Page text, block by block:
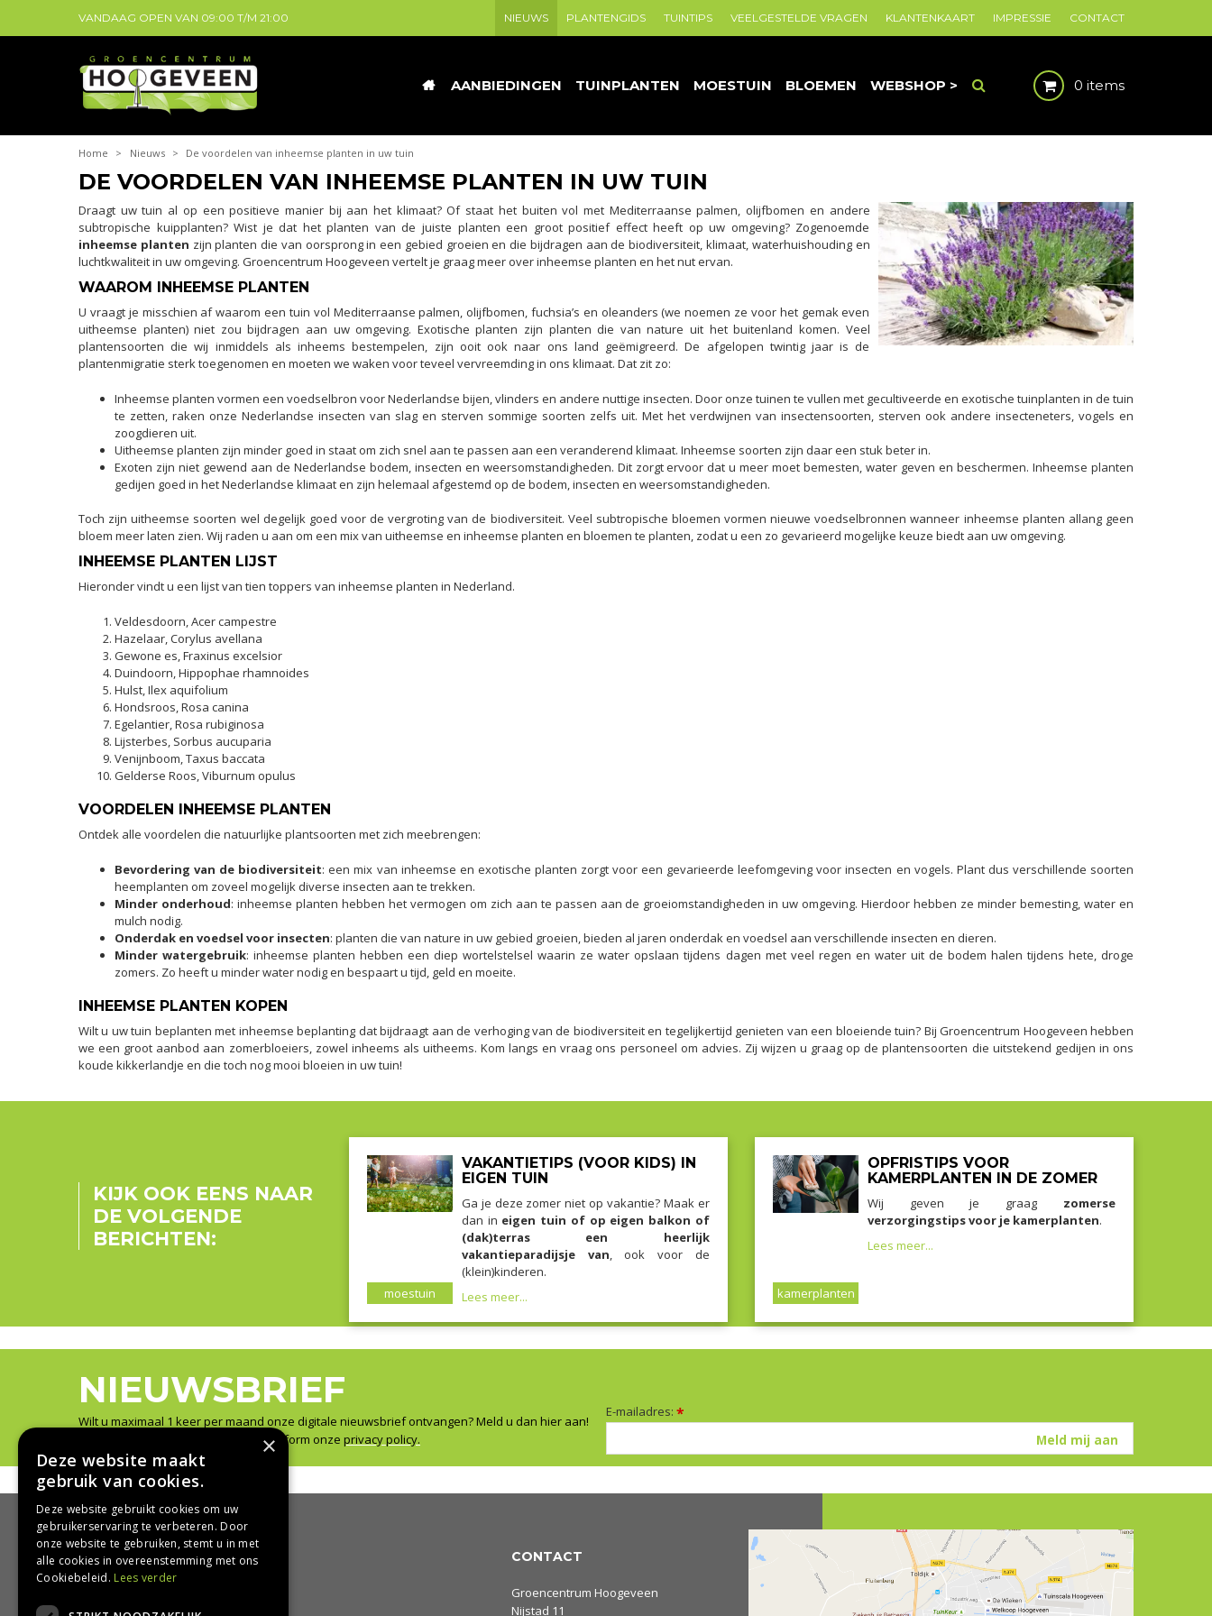
Home > Nieuws > De voordelen van inheemse planten in uw tuin
VANDAAG OPEN VAN 09:00 T/M 21:00
AANBIEDINGEN TUINPLANTEN MOESTUIN BLOEMEN WEBSHOP >
NIEUWS PLANTENGIDS TUINTIPS VEELGESTELDE VRAGEN KLANTENKAART IMPRESSIE CONTACT
0 items
DE VOORDELEN VAN INHEEMSE PLANTEN IN UW TUIN
Draagt uw tuin al op een positieve manier bij aan het klimaat? Of staat het buiten vol met Mediterraanse palmen, olijfbomen en andere
subtropische kuipplanten? Wist je dat het planten van de juiste planten een groot positief effect heeft op uw omgeving? Zogenoemde
inheemse planten zijn planten die van oorsprong in een gebied groeien en die bijdragen aan de biodiversiteit, klimaat, waterhuishouding en
luchtkwaliteit in uw omgeving. Groencentrum Hoogeveen vertelt je graag meer over inheemse planten en het nut ervan.
WAAROM INHEEMSE PLANTEN
U vraagt je misschien af waarom een tuin vol Mediterraanse palmen, olijfbomen, fuchsia’s en oleanders (we noemen ze voor het gemak even
uitheemse planten) niet zou bijdragen aan uw omgeving. Exotische planten zijn planten die van nature uit het buitenland komen. Veel
plantensoorten die wij inmiddels als inheems bestempelen, zijn ooit ook naar ons land geëmigreerd. De afgelopen twintig jaar is de
plantenmigratie sterk toegenomen en moeten we waken voor teveel vervreemding in ons klimaat. Dat zit zo:
Inheemse planten vormen een voedselbron voor Nederlandse bijen, vlinders en andere nuttige insecten. Door onze tuinen te vullen met gecultiveerde en exotische tuinplanten in de tuin
te zetten, raken onze Nederlandse insecten van slag en sterven sommige soorten zelfs uit. Met het verdwijnen van insectensoorten, sterven ook andere insecteneters, vogels en
zoogdieren uit.
Uitheemse planten zijn minder goed in staat om zich snel aan te passen aan een veranderend klimaat. Inheemse soorten zijn daar een stuk beter in.
Exoten zijn niet gewend aan de Nederlandse bodem, insecten en weersomstandigheden. Dit zorgt ervoor dat u meer moet bemesten, water geven en beschermen. Inheemse planten
gedijen goed in het Nederlandse klimaat en zijn helemaal afgestemd op de bodem, insecten en weersomstandigheden.
Toch zijn uitheemse soorten wel degelijk goed voor de vergroting van de biodiversiteit. Veel subtropische bloemen vormen nieuwe voedselbronnen wanneer inheemse planten allang geen
bloem meer laten zien. Wij raden u aan om een mix van uitheemse en inheemse planten en bloemen te planten, zodat u een zo gevarieerd mogelijke keuze biedt aan uw omgeving.
INHEEMSE PLANTEN LIJST
Hieronder vindt u een lijst van tien toppers van inheemse planten in Nederland.
Veldesdoorn, Acer campestre
Hazelaar, Corylus avellana
Gewone es, Fraxinus excelsior
Duindoorn, Hippophae rhamnoides
Hulst, Ilex aquifolium
Hondsroos, Rosa canina
Egelantier, Rosa rubiginosa
Lijsterbes, Sorbus aucuparia
Venijnboom, Taxus baccata
Gelderse Roos, Viburnum opulus
VOORDELEN INHEEMSE PLANTEN
Ontdek alle voordelen die natuurlijke plantsoorten met zich meebrengen:
Bevordering van de biodiversiteit: een mix van inheemse en exotische planten zorgt voor een gevarieerde leefomgeving voor insecten en vogels. Plant dus verschillende soorten
heemplanten om zoveel mogelijk diverse insecten aan te trekken.
Minder onderhoud: inheemse planten hebben het vermogen om zich aan te passen aan de groeiomstandigheden in uw omgeving. Hierdoor hebben ze minder bemesting, water en
mulch nodig.
Onderdak en voedsel voor insecten: planten die van nature in uw gebied groeien, bieden al jaren onderdak en voedsel aan verschillende insecten en dieren.
Minder watergebruik: inheemse planten hebben een diep wortelstelsel waarin ze water opslaan tijdens dagen met veel regen en water uit de bodem halen tijdens hete, droge
zomers. Zo heeft u minder water nodig en bespaart u tijd, geld en moeite.
INHEEMSE PLANTEN KOPEN
Wilt u uw tuin beplanten met inheemse beplanting dat bijdraagt aan de verhoging van de biodiversiteit en tegelijkertijd genieten van een bloeiende tuin? Bij Groencentrum Hoogeveen hebben
we een groot aanbod aan zomerbloeiers, zowel inheems als uitheems. Kom langs en vraag ons personeel om advies. Zij wijzen u graag op de plantensoorten die uitstekend gedijen in ons
koude kikkerlandje en die toch nog mooi bloeien in uw tuin!
KIJK OOK EENS NAAR
DE VOLGENDE
BERICHTEN:
moestuin
VAKANTIETIPS (VOOR KIDS) IN
EIGEN TUIN
Ga je deze zomer niet op vakantie? Maak er
dan in eigen tuin of op eigen balkon of
(dak)terras een heerlijk
vakantieparadijsje van, ook voor de
(klein)kinderen.
Lees meer...
kamerplanten
OPFRISTIPS VOOR
KAMERPLANTEN IN DE ZOMER
Wij geven je graag zomerse
verzorgingstips voor je kamerplanten.
Lees meer...
NIEUWSBRIEF
Wilt u maximaal 1 keer per maand onze digitale nieuwsbrief ontvangen? Meld u dan hier aan!
Wij slaan uw gegevens secuur op conform onze privacy policy.
E-mailadres: *
HANDIG
Bezorgen en afhalen
CONTACT
Groencentrum Hoogeveen
Nijstad 11
×
Deze website maakt
gebruik van cookies.
Deze website gebruikt cookies om uw
gebruikerservaring te verbeteren. Door
onze website te gebruiken, stemt u in met
alle cookies in overeenstemming met ons
Cookiebeleid. Lees verder